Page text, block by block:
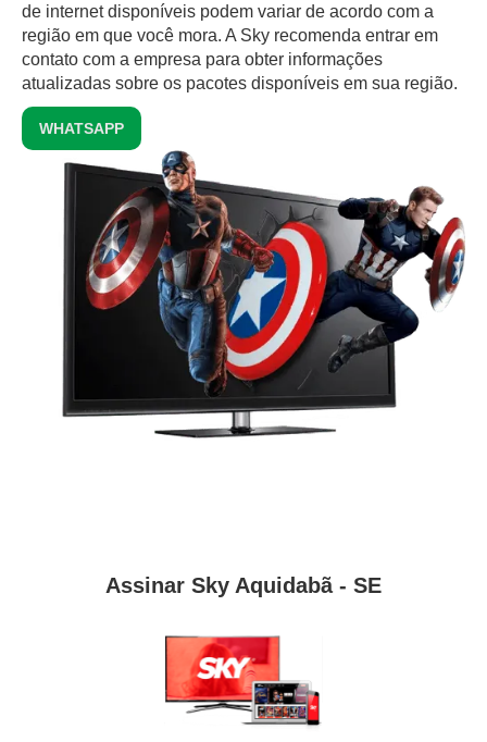
de internet disponíveis podem variar de acordo com a
região em que você mora. A Sky recomenda entrar em
contato com a empresa para obter informações
atualizadas sobre os pacotes disponíveis em sua região.
WHATSAPP
Assinar Sky Aquidabã - SE